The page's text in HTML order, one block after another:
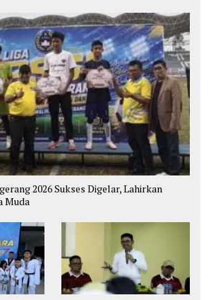
2026 Sukses Digelar, Lahirkan
Muda